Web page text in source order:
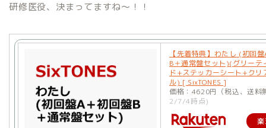
研修医役、決まってますね〜！！
【先着特典】わたし (初回
B＋通常盤セット)(グリーテ
ド+ステッカーシート+クリ
ル) [ SixTONES ]
価格：4620円（税込、送
2/7/4時点)